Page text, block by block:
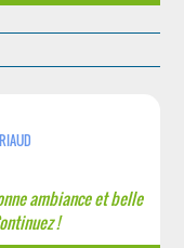
ambiance et belle
!